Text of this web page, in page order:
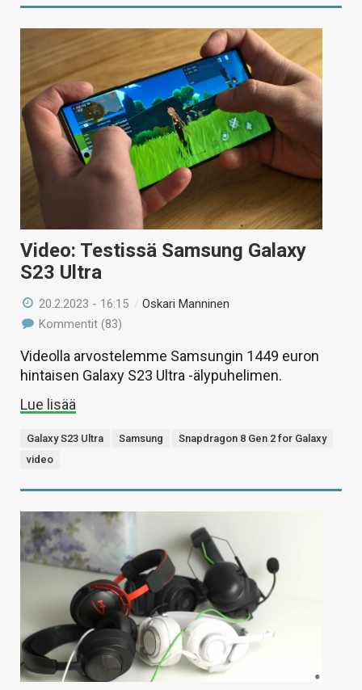
Video: Testissä Samsung Galaxy
S23 Ultra
20.2.2023 - 16:15 /Oskari Manninen
Kommentit (83)
Videolla arvostelemme Samsungin 1449 euron
hintaisen Galaxy S23 Ultra -älypuhelimen.
Lue lisää
Galaxy S23 Ultra Samsung
Snapdragon 8 Gen 2 for Galaxy
video